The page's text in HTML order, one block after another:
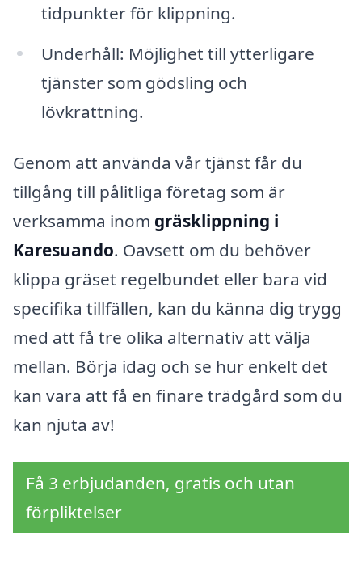
tidpunkter för klippning.
Underhåll: Möjlighet till ytterligare
tjänster som gödsling och
lövkrattning.
Genom att använda vår tjänst får du
tillgång till pålitliga företag som är
verksamma inom gräsklippning i
Karesuando. Oavsett om du behöver
klippa gräset regelbundet eller bara vid
specifika tillfällen, kan du känna dig trygg
med att få tre olika alternativ att välja
mellan. Börja idag och se hur enkelt det
kan vara att få en finare trädgård som du
kan njuta av!
Få 3 erbjudanden, gratis och utan
förpliktelser